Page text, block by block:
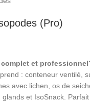
(Pro)
et
: conteneur ventilé,
avec lichen, os de
et IsoSnack.